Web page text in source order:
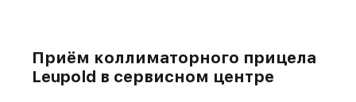
Приём коллиматорного прицела
Leupold в сервисном центре